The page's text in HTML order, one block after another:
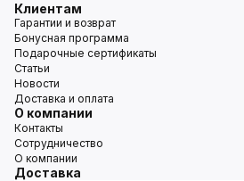
Клиентам
Гарантии и возврат
Бонусная программа
Подарочные сертификаты
Статьи
Новости
Доставка и оплата
О компании
Контакты
Сотрудничество
О компании
Доставка